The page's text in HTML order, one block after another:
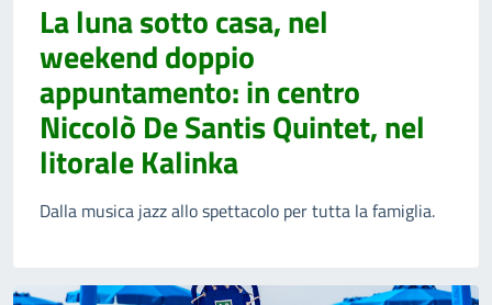
La luna sotto casa, nel
weekend doppio
appuntamento: in centro
Niccolò De Santis Quintet, nel
litorale Kalinka
Dalla musica jazz allo spettacolo per tutta la famiglia.